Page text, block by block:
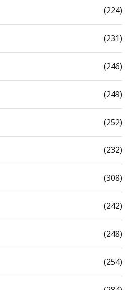
(224)
(231)
(246)
(249)
(252)
(232)
(308)
(242)
(248)
(254)